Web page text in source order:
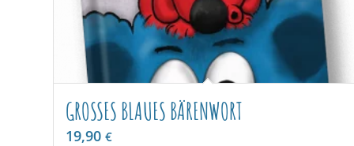
GROSSES BLAUES BÄRENWORT
19,90 €